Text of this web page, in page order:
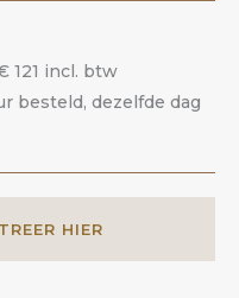
121 incl. btw
besteld, dezelfde dag
HIER